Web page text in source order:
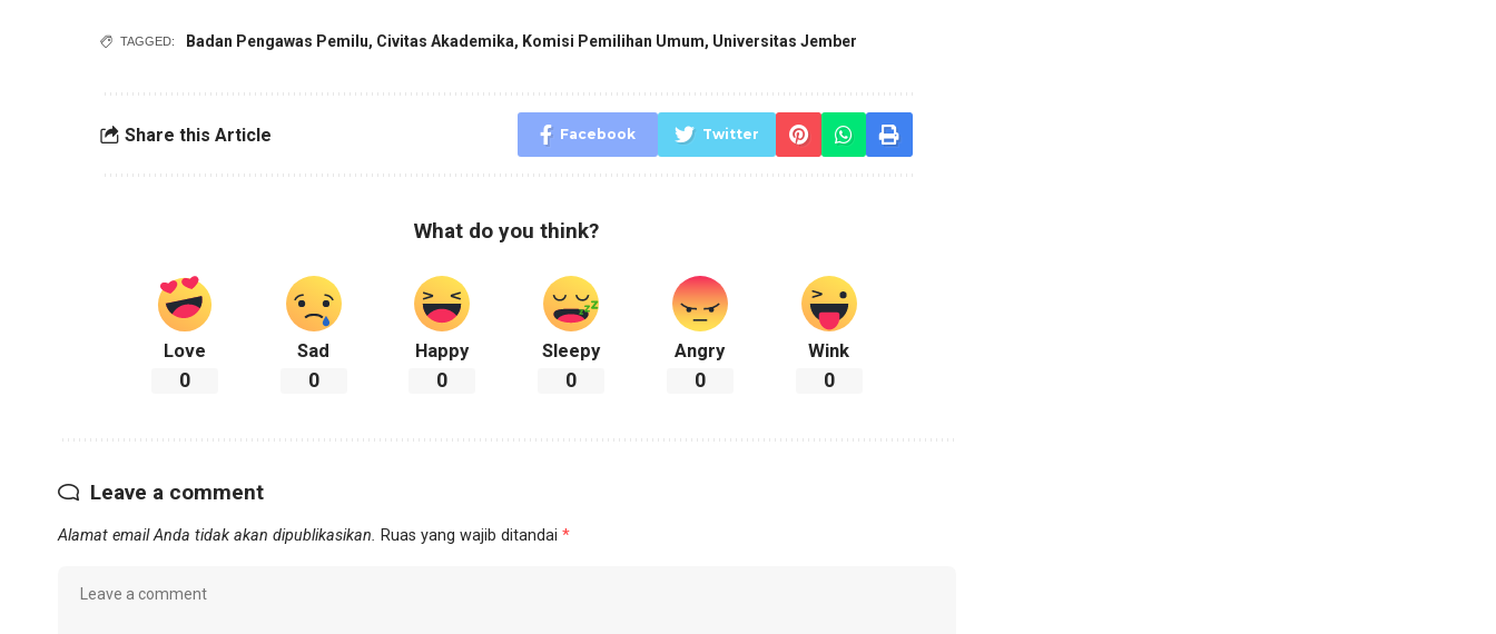
TAGGED: Badan Pengawas Pemilu, Civitas Akademika, Komisi Pemilihan Umum, Universitas Jember
Share this Article Facebook Twitter
What do you think?
Love
0
Sad
0
Happy
0
Sleepy
0
Angry
0
Wink
0
Leave a comment
Alamat email Anda tidak akan dipublikasikan. Ruas yang wajib ditandai *